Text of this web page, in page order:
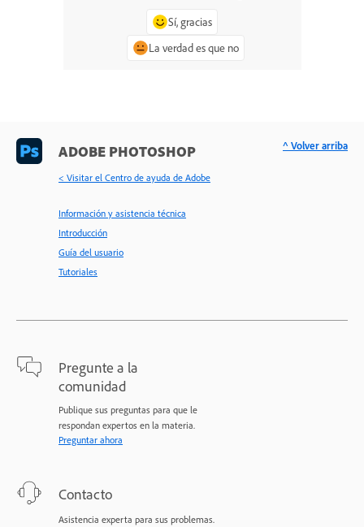
Sí, gracias
La verdad es que no
ADOBE PHOTOSHOP
< Visitar el Centro de ayuda de Adobe
Información y asistencia técnica
Introducción
Guía del usuario
Tutoriales
Pregunte a la
comunidad
Publique sus preguntas para que le
respondan expertos en la materia.
Preguntar ahora
Contacto
Asistencia experta para sus problemas.
^ Volver arriba